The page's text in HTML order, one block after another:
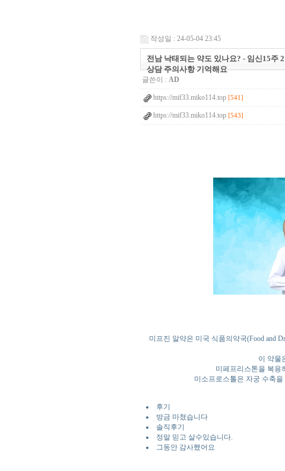
작성일 : 24-05-04 23:45
전남 낙태되는 약도 있나요? - 임신15주
상담 주의사항 기억해요
글쓴이 : AD
https://mif33.miko114.top [541]
https://mif33.miko114.top [543]
미프진 알약은 미국 식품의약국(Food and
이 약물
미페프리스톤을 복용
미소프로스톨은 자궁 수축
후기
방금 마쳤습니다
솔직후기
정말 믿고 살수있습니다.
그동안 감사했어요